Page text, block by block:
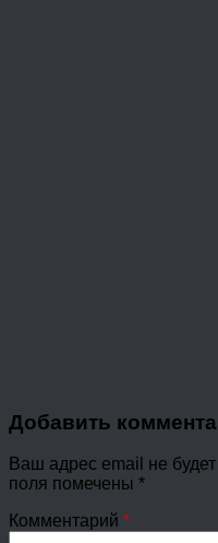
Добавить
Ваш адрес email не
поля помечены *
Комментарий *